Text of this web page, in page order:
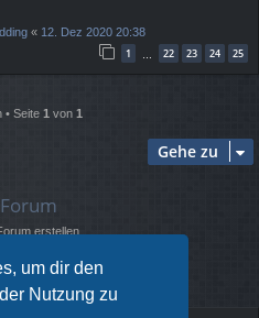
um dir den
Nutzung zu
« 12. Dez 2020 20:38
1 … 22 23 24 25
• Seite 1 von 1
Gehe zu
erstellen.
ändern.
löschen.
erstellen.